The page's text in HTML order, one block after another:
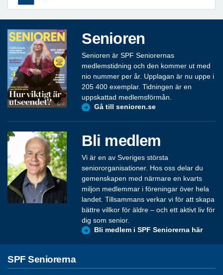
Senioren
Senioren är SPF Seniorernas
medlemstidning och den kommer ut med
nio nummer per år. Upplagan är nu uppe i
205 400 exemplar. Tidningen är en
uppskattad medlemsförmån.
Gå till senioren.se
Bli medlem
Vi är en av Sveriges största
seniororganisationer. Hos oss delar du
gemenskapen med närmare en kvarts
miljon medlemmar i föreningar över hela
landet. Tillsammans verkar vi för att skapa
bättre villkor för äldre – och ett aktivt liv för
dig som senior.
Bli medlem i SPF Seniorerna här
SPF Seniorerna